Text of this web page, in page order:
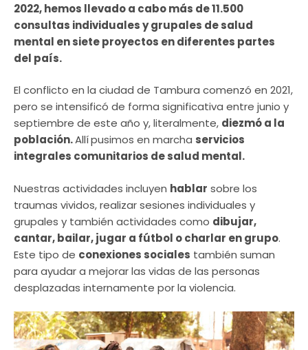
2022, hemos llevado a cabo más de 11.500
consultas individuales y grupales de salud
mental en siete proyectos en diferentes partes
del país.
El conflicto en la ciudad de Tambura comenzó en 2021,
pero se intensificó de forma significativa entre junio y
septiembre de este año y, literalmente, diezmó a la
población.Allípusimos en marcha servicios
integrales comunitarios de salud mental.
Nuestras actividades incluyen hablar sobre los
traumas vividos, realizar sesiones individuales y
grupales y también actividades como dibujar,
cantar, bailar, jugar a fútbol o charlar en grupo.
Este tipo de conexiones sociales también suman
para ayudar a mejorar las vidas de las personas
desplazadas internamente por la violencia.